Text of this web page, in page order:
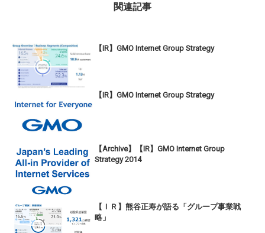
関連記事
【IR】GMO Internet Group Strategy
【IR】GMO Internet Group Strategy
【Archive】【IR】GMO Internet Group
Strategy 2014
【ＩＲ】熊谷正寿が語る「グループ事業戦
略」